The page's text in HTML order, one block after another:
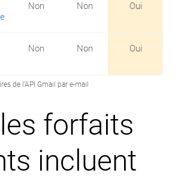
Non Non Oui
Non Non Oui
de l'API Gmail par e-mail
forfaits
incluent